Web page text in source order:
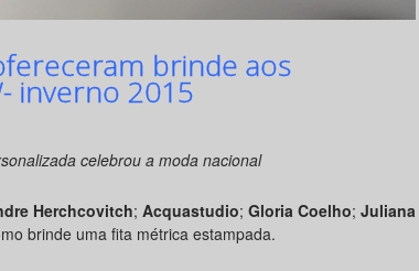
brinde aos
inverno 2015
celebrou a moda nacional
Herchcovitch; Acquastudio; Gloria Coelho; Juliana
brinde uma fita métrica estampada.